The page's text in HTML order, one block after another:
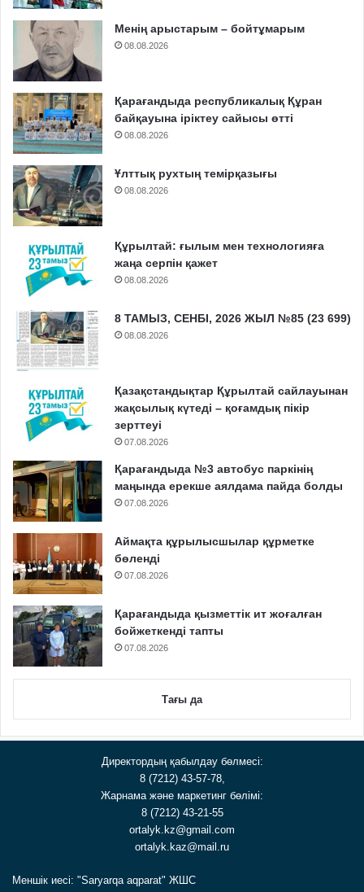
Менің арыстарым – бойтұмарым
08.08.2026
Қарағандыда республикалық Құран
байқауына іріктеу сайысы өтті
08.08.2026
Ұлттық рухтың темірқазығы
08.08.2026
Құрылтай: ғылым мен технологияға
жаңа серпін қажет
08.08.2026
8 ТАМЫЗ, СЕНБІ, 2026 ЖЫЛ №85 (23 699)
08.08.2026
Қазақстандықтар Құрылтай сайлауынан
жақсылық күтеді – қоғамдық пікір
зерттеуі
07.08.2026
Қарағандыда №3 автобус паркінің
маңында ерекше аялдама пайда болды
07.08.2026
Аймақта құрылысшылар құрметке
бөленді
07.08.2026
Қарағандыда қызметтік ит жоғалған
бойжеткенді тапты
07.08.2026
Тағы да
Директордың қабылдау бөлмесі:
8 (7212) 43-57-78,
Жарнама және маркетинг бөлімі:
8 (7212) 43-21-55
ortalyk.kz@gmail.com
ortalyk.kaz@mail.ru
Меншік иесі: "Saryarqa aqparat" ЖШС